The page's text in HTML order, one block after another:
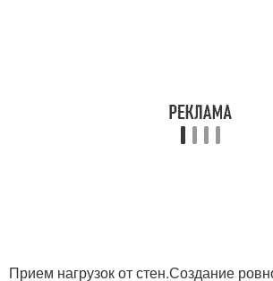
Прием нагрузок от стен.Создание